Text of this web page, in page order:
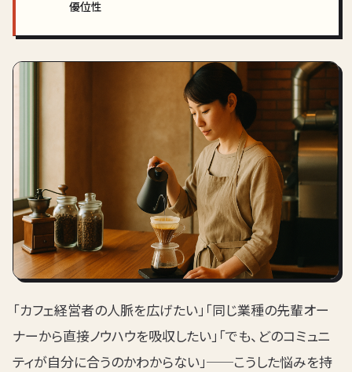
優位性
「カフェ経営者の人脈を広げたい」「同じ業種の先輩オー
ナーから直接ノウハウを吸収したい」「でも、どのコミュニ
ティが自分に合うのかわからない」──こうした悩みを持